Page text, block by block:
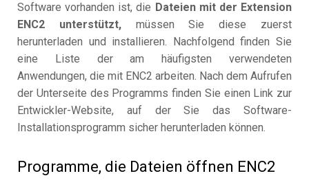
Software vorhanden ist, die Dateien mit der Extension
ENC2 unterstützt,müssen Sie diese zuerst
herunterladen und installieren. Nachfolgend finden Sie
eine Liste der am häufigsten verwendeten
Anwendungen, die mit ENC2 arbeiten. Nach dem Aufrufen
der Unterseite des Programms finden Sie einen Link zur
Entwickler-Website, auf der Sie das Software-
Installationsprogramm sicher herunterladen können.
Programme, die Dateien öffnen ENC2